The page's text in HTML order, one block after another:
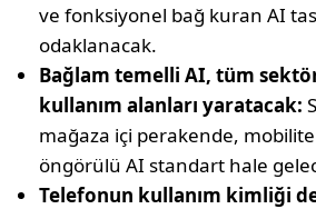
ve fonksiyonel bağ kuran AI
odaklanacak.
Bağlam temelli AI, tüm
kullanım alanları yaratacak:
mağaza içi perakende,
öngörülü AI standart hale
Telefonun kullanım kimliği